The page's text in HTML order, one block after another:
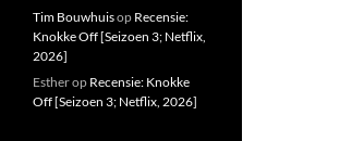
Tim Bouwhuisop Recensie:
Knokke Off [Seizoen 3; Netflix,
2026]
Estherop Recensie: Knokke
Off [Seizoen 3; Netflix, 2026]